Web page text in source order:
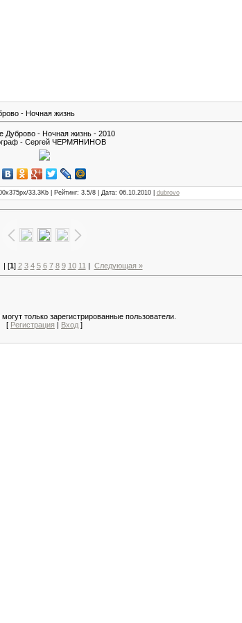
- Ночная жизнь
Дуброво - Ночная жизнь - 2010
- Сергей ЧЕРМЯНИНОВ
33.3Kb | Рейтинг: 3.5/8 | Дата: 06.10.2010 | dubrovo
[1] 2 3 4 5 6 7 8 9 10 11 | Следующая »
только зарегистрированные пользователи.
[ Регистрация Вход ]